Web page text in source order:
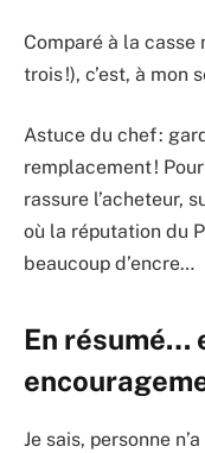
Comparé à la
trois !), c’est, à mon
Astuce du chef :
remplacement !
rassure l’acheteur,
où la réputation du
beaucoup d’encre…
En résumé…
Je sais, personne